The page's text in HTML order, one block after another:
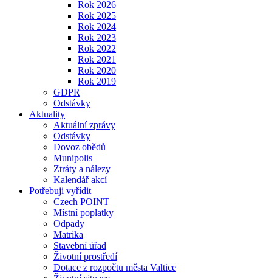
Rok 2026
Rok 2025
Rok 2024
Rok 2023
Rok 2022
Rok 2021
Rok 2020
Rok 2019
GDPR
Odstávky
Aktuality
Aktuální zprávy
Odstávky
Dovoz obědů
Munipolis
Ztráty a nálezy
Kalendář akcí
Potřebuji vyřídit
Czech POINT
Místní poplatky
Odpady
Matrika
Stavební úřad
Životní prostředí
Dotace z rozpočtu města Valtice